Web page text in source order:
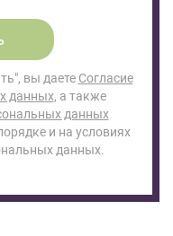
вы даете Согласие
данных, а также
данных
и на условиях
данных.